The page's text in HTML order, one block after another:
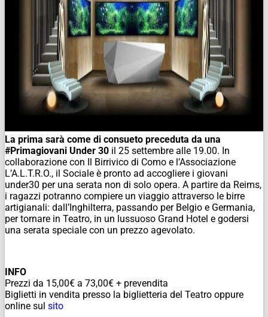
La prima sarà come di consueto preceduta da una
#Primagiovani Under 30 il 25 settembre alle 19.00. In
collaborazione con Il Birrivico di Como e l’Associazione
L’A.L.T.R.O., il Sociale è pronto ad accogliere i giovani
under30 per una serata non di solo opera. A partire da Reims,
i ragazzi potranno compiere un viaggio attraverso le birre
artigianali: dall’Inghilterra, passando per Belgio e Germania,
per tornare in Teatro, in un lussuoso Grand Hotel e godersi
una serata speciale con un prezzo agevolato.
INFO
Prezzi da 15,00€ a 73,00€ + prevendita
Biglietti in vendita presso la biglietteria del Teatro oppure
online sul sito